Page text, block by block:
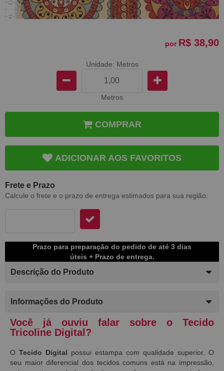
por R$ 38,90
Unidade: Metros
Metros
COMPRAR
ADICIONAR AOS FAVORITOS
Frete e Prazo
Calcule o frete e o prazo de entrega estimados para sua região:
Prazo para preparação do pedido de até 3 dias
úteis + Prazo de entrega.
Descrição do Produto
Informações do Produto
Você já ouviu falar sobre o Tecido
Tricoline Digital?
O Tecido Digital possui estampa com qualidade superior. O
seu maior diferencial dos tecidos comuns está na impressão,